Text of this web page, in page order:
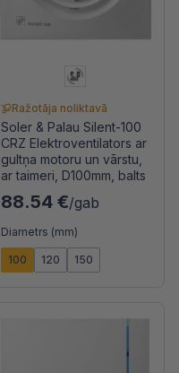
Ražotāja noliktavā
Soler & Palau Silent-100
CRZ Elektroventilators ar
gultņa motoru un vārstu,
ar taimeri, D100mm, balts
88.54 €/gab
Diametrs (mm)
100 120 150